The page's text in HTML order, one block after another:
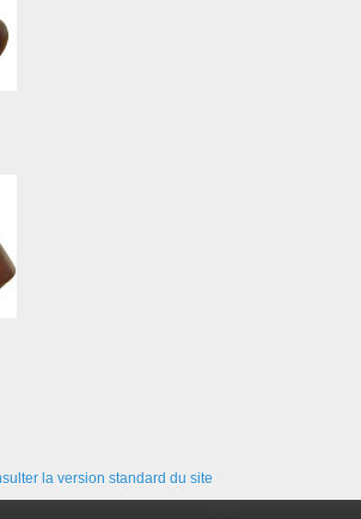
la version standard du site